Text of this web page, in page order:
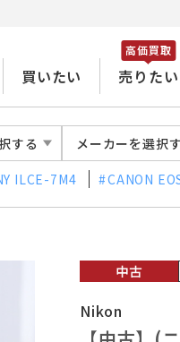
買いたい 売りたい
高価買取
する メーカーを選択
ILCE-7M4 CANON
Nikon